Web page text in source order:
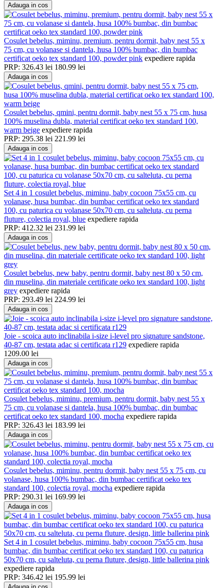
Adauga in cos
Cosulet bebelus, miminu, premium, pentru dormit, baby nest 55 x
75 cm, cu volanase si dantela, husa 100% bumbac, din bumbac
certificat oeko tex standard 100, powder pink expediere rapida
PRP: 326.43 lei 180.99 lei
Adauga in cos
Cosulet bebelus, qmini, pentru dormit, baby nest 55 x 75 cm, husa
100% muselina dubla, material certificat oeko tex standard 100,
warm beige expediere rapida
PRP: 295.38 lei 221.99 lei
Adauga in cos
Set 4 in 1 cosulet bebelus, miminu, baby cocoon 75x55 cm, cu
volanase, husa bumbac, din bumbac certificat oeko tex standard
100, cu paturica cu volanase 50x70 cm, cu salteluta, cu perna
fluture, colectia royal, blue expediere rapida
PRP: 412.32 lei 231.99 lei
Adauga in cos
Cosulet bebelus, new baby, pentru dormit, baby nest 80 x 50 cm,
din muselina, din materiale certificate oeko tex standard 100, light
grey expediere rapida
PRP: 293.49 lei 224.99 lei
Adauga in cos
Joie - scoica auto inclinabila i-size i-level pro signature sandstone,
40-87 cm, testata adac si certificata r129 expediere rapida
1209.00 lei
Adauga in cos
Cosulet bebelus, miminu, premium, pentru dormit, baby nest 55 x
75 cm, cu volanase si dantela, husa 100% bumbac, din bumbac
certificat oeko tex standard 100, mocha expediere rapida
PRP: 326.43 lei 183.99 lei
Adauga in cos
Cosulet bebelus, miminu, pentru dormit, baby nest 55 x 75 cm, cu
volanase, husa 100% bumbac, din bumbac certificat oeko tex
standard 100, colectia royal, mocha expediere rapida
PRP: 290.31 lei 169.99 lei
Adauga in cos
Set 4 in 1 cosulet bebelus, miminu, baby cocoon 75x55 cm, husa
bumbac, din bumbac certificat oeko tex standard 100, cu paturica
50x70 cm, cu salteluta, cu perna fluture, design, little ballerina pink
expediere rapida
PRP: 346.42 lei 195.99 lei